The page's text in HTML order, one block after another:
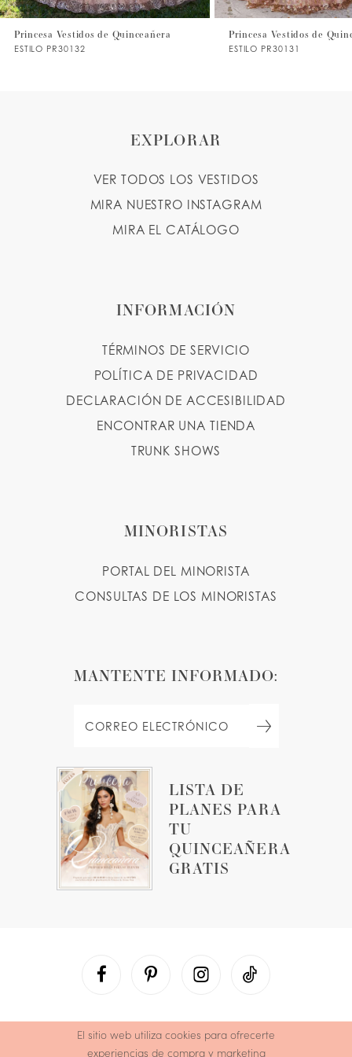
Princesa Vestidos de Quinceañera
ESTILO PR30132
Princesa Vestidos de
ESTILO PR30131
LISTA DE
PLANES PARA
TU
QUINCEAÑERA
GRATIS
EXPLORAR
VER TODOS LOS VESTIDOS
MIRA NUESTRO INSTAGRAM
MIRA EL CATÁLOGO
INFORMACIÓN
TÉRMINOS DE SERVICIO
POLÍTICA DE PRIVACIDAD
DECLARACIÓN DE ACCESIBILIDAD
ENCONTRAR UNA TIENDA
TRUNK SHOWS
MINORISTAS
PORTAL DEL MINORISTA
CONSULTAS DE LOS MINORISTAS
MANTENTE INFORMADO:
El sitio web utiliza cookies para ofrecerte
experiencias de compra y marketing